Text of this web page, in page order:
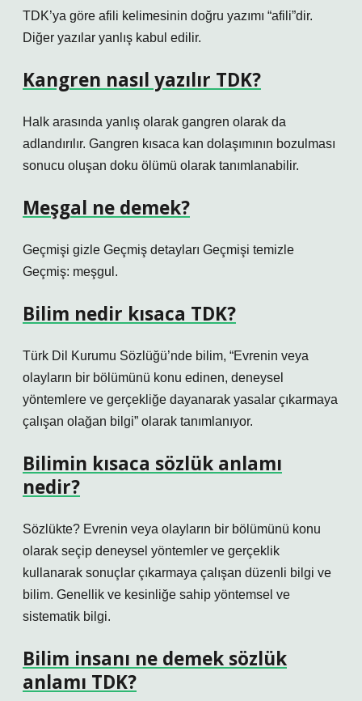
TDK’ya göre afili kelimesinin doğru yazımı “afili”dir.
Diğer yazılar yanlış kabul edilir.
Kangren nasıl yazılır TDK?
Halk arasında yanlış olarak gangren olarak da
adlandırılır. Gangren kısaca kan dolaşımının bozulması
sonucu oluşan doku ölümü olarak tanımlanabilir.
Meşgal ne demek?
Geçmişi gizle Geçmiş detayları Geçmişi temizle
Geçmiş: meşgul.
Bilim nedir kısaca TDK?
Türk Dil Kurumu Sözlüğü’nde bilim, “Evrenin veya
olayların bir bölümünü konu edinen, deneysel
yöntemlere ve gerçekliğe dayanarak yasalar çıkarmaya
çalışan olağan bilgi” olarak tanımlanıyor.
Bilimin kısaca sözlük anlamı
nedir?
Sözlükte? Evrenin veya olayların bir bölümünü konu
olarak seçip deneysel yöntemler ve gerçeklik
kullanarak sonuçlar çıkarmaya çalışan düzenli bilgi ve
bilim. Genellik ve kesinliğe sahip yöntemsel ve
sistematik bilgi.
Bilim insanı ne demek sözlük
anlamı TDK?